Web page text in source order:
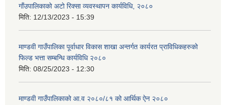
गाँउपालिकाको अटो रिक्सा व्यवस्थापन कार्यविधि, २०८०
मिति: 12/13/2023 - 15:39
माण्डवी गाउँपालिका पूर्वाधार विकास शाखा अन्तर्गत कार्यरत प्राविधिकहरुको
फिल्ड भत्ता सम्बन्धि कार्यविधि २०८०
मिति: 08/25/2023 - 12:30
माण्डवी गाउँपालिकाको आ.व २०८०/८१ को आर्थिक ऐन २०८०